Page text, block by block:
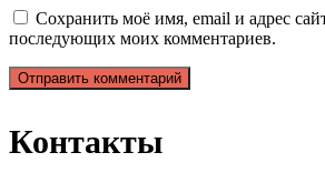
Сохранить моё имя, email и адрес
последующих моих комментариев.
Контакты